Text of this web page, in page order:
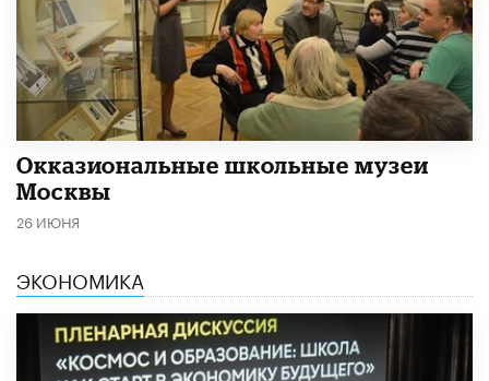
​Окказиональные школьные музеи
Москвы
26 ИЮНЯ
ЭКОНОМИКА